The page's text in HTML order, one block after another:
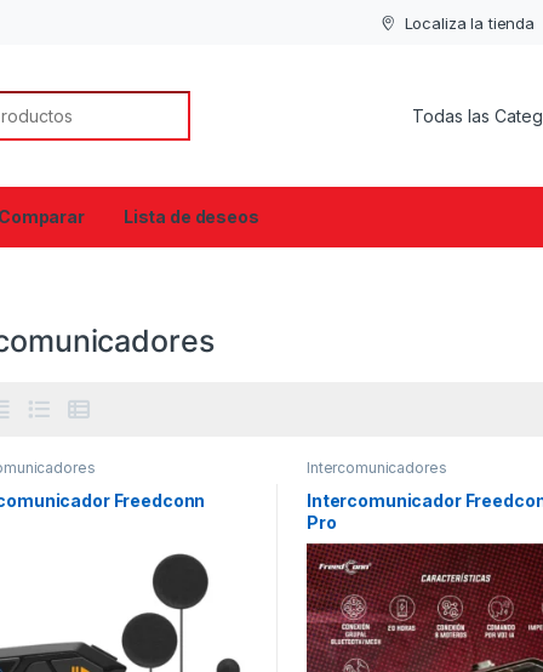
Localiza la tienda
Lista de deseos
Freedconn
Intercomunicadores
Intercomunicador
Pro